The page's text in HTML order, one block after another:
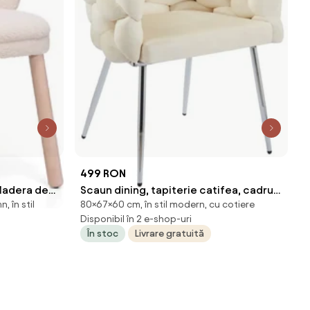
de
în stil
499 RON
Scaun dining, tapiterie catifea, cadru
metalic argintiu, Bej
80×67×60 cm, în stil modern, cu cotiere
Disponibil în 2 e-shop-uri
În stoc
Livrare gratuită